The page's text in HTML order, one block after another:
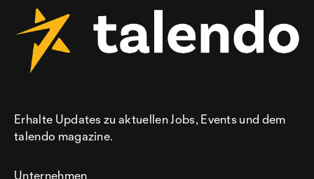
Erhalte Updates zu aktuellen Jobs, Events und dem
talendo magazine.
Unternehmen